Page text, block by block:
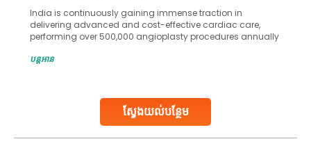
ស្វែងយល់បន្ថែម
India is continuously gaining immense traction in
delivering advanced and cost-effective cardiac care,
performing over 500,000 angioplasty procedures annually
globe are searching for treatments like angioplasty and
Studies, such as one published
បន្តអាន